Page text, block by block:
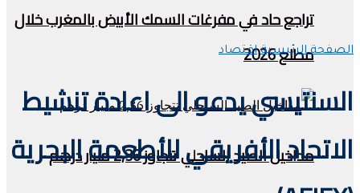
تراجع حاد في مفرغات السمك الأبيض بالمغرب خلال
مطلع 2026
مداخيل الصيد الساحلي تتجاوز 2,36 مليار درهم
الصفحة الرئيسية اقتصاد
السنتيسي يدعو الى اعادة تنشيط
الاتحاد الأفريقي للأطعمة البحرية